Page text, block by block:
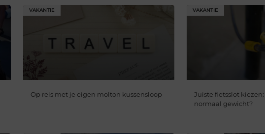
VAKANTIE
Op reis met je eigen molton kussensloop
VAKANTIE
Juiste fietsslot
normaal gewicht?